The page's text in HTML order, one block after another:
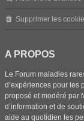
Supprimer les
A PROPOS
Le Forum maladies
d’expériences pour les
proposé et modéré par
d’information et de
aide au quotidien les